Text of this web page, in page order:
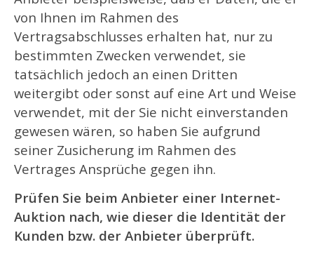
von Ihnen im Rahmen des
Vertragsabschlusses erhalten hat, nur zu
bestimmten Zwecken verwendet, sie
tatsächlich jedoch an einen Dritten
weitergibt oder sonst auf eine Art und Weise
verwendet, mit der Sie nicht einverstanden
gewesen wären, so haben Sie aufgrund
seiner Zusicherung im Rahmen des
Vertrages Ansprüche gegen ihn.
Prüfen Sie beim Anbieter einer Internet-
Auktion nach, wie dieser die Identität der
Kunden bzw. der Anbieter überprüft.